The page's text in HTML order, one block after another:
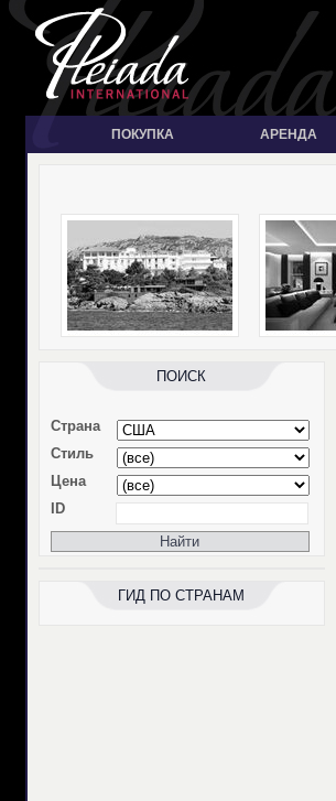
ПОКУПКА АРЕНДА
ПОИСК
Страна
Стиль
Цена
ID
ГИД ПО СТРАНАМ